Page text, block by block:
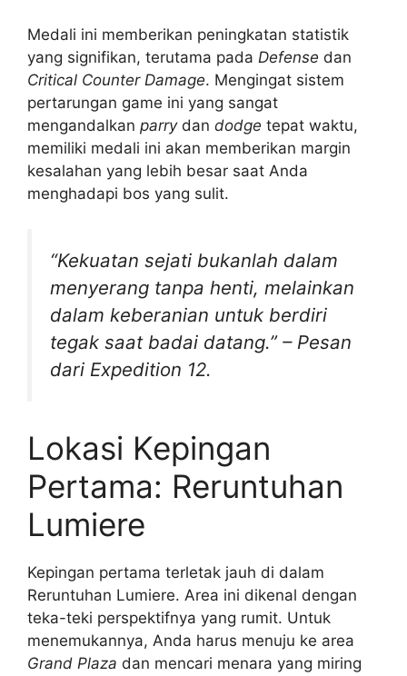
Medali ini memberikan peningkatan statistik
yang signifikan, terutama pada Defense dan
Critical Counter Damage. Mengingat sistem
pertarungan game ini yang sangat
mengandalkan parrydan dodge tepat waktu,
memiliki medali ini akan memberikan margin
kesalahan yang lebih besar saat Anda
menghadapi bos yang sulit.
“Kekuatan sejati bukanlah dalam
menyerang tanpa henti, melainkan
dalam keberanian untuk berdiri
tegak saat badai datang.” – Pesan
dari Expedition 12.
Lokasi Kepingan
Pertama: Reruntuhan
Lumiere
Kepingan pertama terletak jauh di dalam
Reruntuhan Lumiere. Area ini dikenal dengan
teka-teki perspektifnya yang rumit. Untuk
menemukannya, Anda harus menuju ke area
Grand Plaza dan mencari menara yang miring